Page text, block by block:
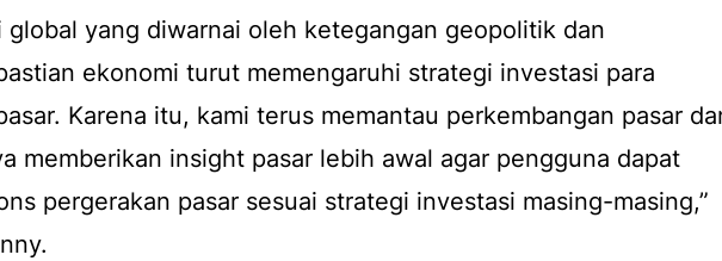
global yang diwarnai oleh ketegangan geopolitik dan
ekonomi turut memengaruhi strategi investasi para
Karena itu, kami terus memantau perkembangan pasar
memberikan insight pasar lebih awal agar pengguna dapat
pergerakan pasar sesuai strategi investasi masing-masing,”